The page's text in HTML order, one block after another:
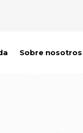
Sobre nosotros